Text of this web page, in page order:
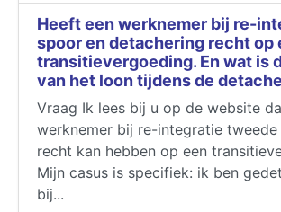
Heeft een werknemer bij re-
spoor en detachering recht op
transitievergoeding. En wat is
van het loon tijdens de
Vraag Ik lees bij u op de website
werknemer bij re-integratie
recht kan hebben op een
Mijn casus is specifiek: ik ben
bij...